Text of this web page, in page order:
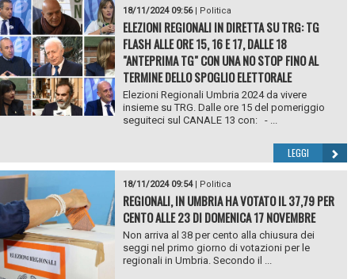
18/11/2024 09:56| Politica
ELEZIONI REGIONALI IN DIRETTA SU TRG: TG
FLASH ALLE ORE 15, 16 E 17, DALLE 18
"ANTEPRIMA TG" CON UNA NO STOP FINO AL
TERMINE DELLO SPOGLIO ELETTORALE
Elezioni Regionali Umbria 2024 da vivere
insieme su TRG. Dalle ore 15 del pomeriggio
seguiteci sul CANALE 13 con: - ...
LEGGI
18/11/2024 09:54| Politica
REGIONALI, IN UMBRIA HA VOTATO IL 37,79 PER
CENTO ALLE 23 DI DOMENICA 17 NOVEMBRE
Non arriva al 38 per cento alla chiusura dei
seggi nel primo giorno di votazioni per le
regionali in Umbria. Secondo il ...